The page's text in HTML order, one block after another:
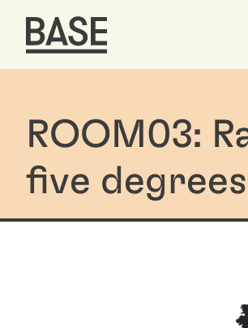
ROOM03:
five degrees